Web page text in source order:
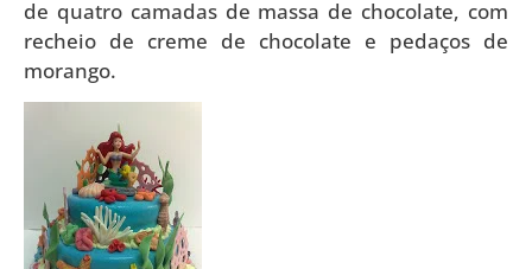
de quatro camadas de massa de chocolate, com
recheio de creme de chocolate e pedaços de
morango.